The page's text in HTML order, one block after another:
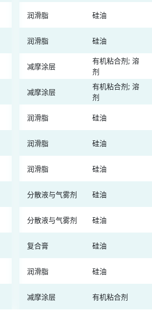
润滑脂 硅油
润滑脂 硅油
减摩涂层
有机粘合剂; 溶
剂
减摩涂层
有机粘合剂; 溶
剂
润滑脂 硅油
润滑脂 硅油
润滑脂 硅油
分散液与气雾剂 硅油
分散液与气雾剂 硅油
复合膏 硅油
润滑脂 硅油
减摩涂层 有机粘合剂